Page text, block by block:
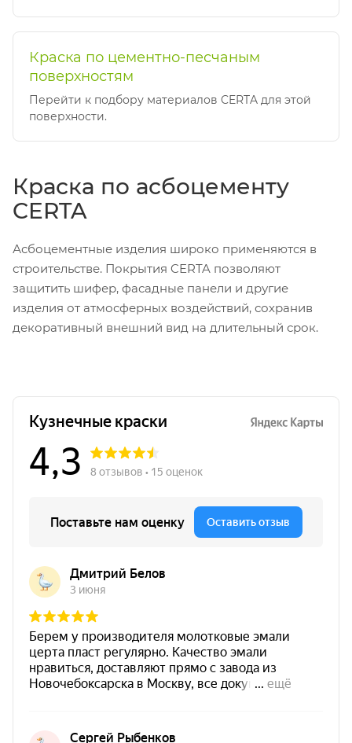
Краска по цементно-песчаным
поверхностям
Перейти к подбору материалов CERTA для этой
поверхности.
Краска по асбоцементу
CERTA
Асбоцементные изделия широко применяются в
строительстве. Покрытия CERTA позволяют
защитить шифер, фасадные панели и другие
изделия от атмосферных воздействий, сохранив
декоративный внешний вид на длительный срок.